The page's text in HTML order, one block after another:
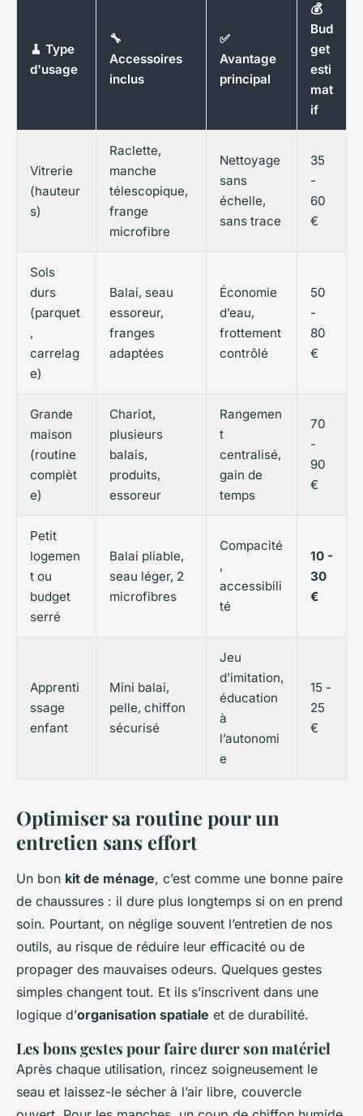
🧹 Type
d'usage
🔧
Accessoires
inclus
✅
Avantage
principal
💰
Bud
get
esti
mat
if
Vitrerie
(hauteur
s)
Raclette,
manche
télescopique,
frange
microfibre
Nettoyage
sans
échelle,
sans trace
35
-
60
€
Sols
durs
(parquet
,
carrelag
e)
Balai, seau
essoreur,
franges
adaptées
Économie
d’eau,
frottement
contrôlé
50
-
80
€
Grande
maison
(routine
complèt
e)
Chariot,
plusieurs
balais,
produits,
essoreur
Rangemen
t
centralisé,
gain de
temps
70
-
90
€
Petit
logemen
t ou
budget
serré
Balai pliable,
seau léger, 2
microfibres
Compacité
,
accessibili
té
10 -
30
€
Apprenti
ssage
enfant
Mini balai,
pelle, chiffon
sécurisé
Jeu
d’imitation,
éducation
à
l’autonomi
e
15 -
25
€
Optimiser sa routine pour un
entretien sans effort
Un bon kit de ménage, c’est comme une bonne paire
de chaussures : il dure plus longtemps si on en prend
soin. Pourtant, on néglige souvent l’entretien de nos
outils, au risque de réduire leur efficacité ou de
propager des mauvaises odeurs. Quelques gestes
simples changent tout. Et ils s’inscrivent dans une
logique d’organisation spatiale et de durabilité.
Les bons gestes pour faire durer son matériel
Après chaque utilisation, rincez soigneusement le
seau et laissez-le sécher à l’air libre, couvercle